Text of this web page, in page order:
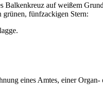
Balkenkreuz auf weißem
grünen, fünfzackigen Stern:
eines Amtes, einer